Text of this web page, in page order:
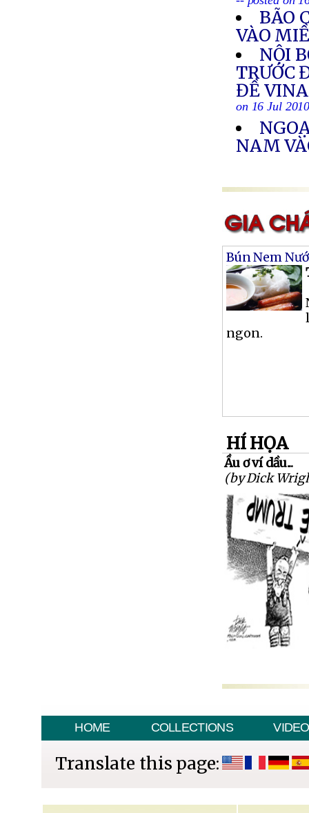
BÃO
VÀO
NỘI
TRƯỚC
ĐỀ
on 16 Jul
NAM
Bún Nem
ngon.
HÍ HỌA
Ầu ơ ví dầu...
(by Dick
HOME COLLECTIONS VIDEO
Translate this page: